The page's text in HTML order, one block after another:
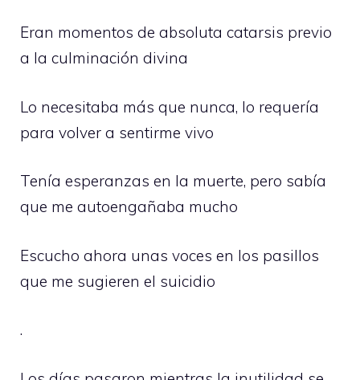
Eran momentos de absoluta catarsis previo
a la culminación divina
Lo necesitaba más que nunca, lo requería
para volver a sentirme vivo
Tenía esperanzas en la muerte, pero sabía
que me autoengañaba mucho
Escucho ahora unas voces en los pasillos
que me sugieren el suicidio
.